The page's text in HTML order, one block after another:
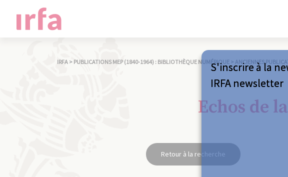
IRFA > PUBLICATIONS MEP (1840-1964) : BIBLIOTHÈQUE NUMÉRIQUE > ANCIENNES
Echos de
Retour à la recherche
S'inscrire à la
IRFA newsletter